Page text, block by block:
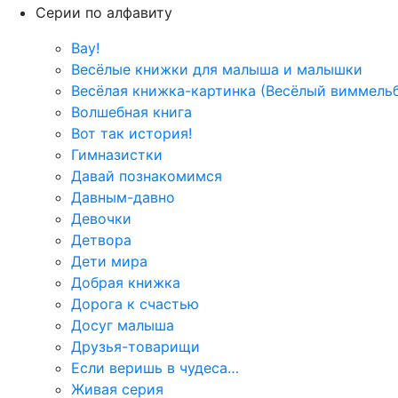
Серии по алфавиту
Вау!
Весёлые книжки для малыша и малышки
Весёлая книжка-картинка (Весёлый
Волшебная книга
Вот так история!
Гимназистки
Давай познакомимся
Давным-давно
Девочки
Детвора
Дети мира
Добрая книжка
Дорога к счастью
Досуг малыша
Друзья-товарищи
Если веришь в чудеса…
Живая серия